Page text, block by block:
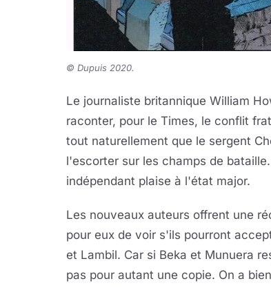
© Dupuis 2020.
Le journaliste britannique William
raconter, pour le Times, le conflit
tout naturellement que le sergent
l'escorter sur les champs de
indépendant plaise à l'état major.
Les nouveaux auteurs offrent une
pour eux de voir s'ils pourront
et Lambil. Car si Beka et Munuera
pas pour autant une copie. On a